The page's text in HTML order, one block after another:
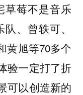
草莓不是音乐
、曾轶可、
黄旭等70多个
验一定打了折
可以创造新的